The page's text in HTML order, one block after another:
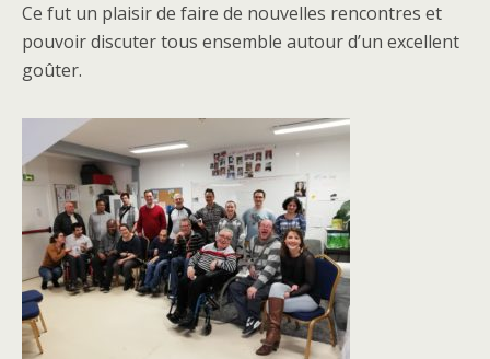
Ce fut un plaisir de faire de nouvelles rencontres et
pouvoir discuter tous ensemble autour d’un excellent
goûter.